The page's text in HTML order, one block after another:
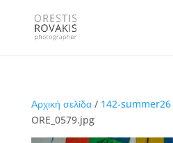
Αρχική σελίδα/ 142-summer26
ORE_0579.jpg